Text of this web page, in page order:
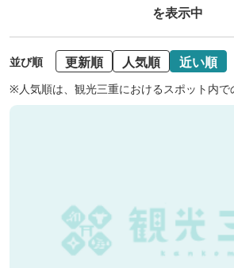
を表示中
並び順 更新順 人気順 近い順
※人気順は、観光三重におけるスポット内で